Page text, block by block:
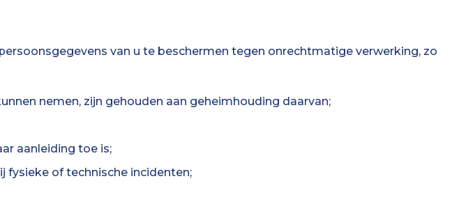
van u te beschermen tegen onrechtmatige verwerking, zo
nemen, zijn gehouden aan geheimhouding daarvan;
aanleiding toe is;
fysieke of technische incidenten;